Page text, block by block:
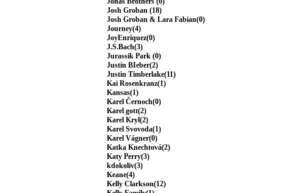
Josh Groban (18)
Josh Groban & Lara Fabian(0)
Journey(4)
JoyEnriquez(0)
J.S.Bach(3)
Jurassik Park (0)
Justin BIeber(2)
Justin Timberlake(11)
Kai Rosenkranz(1)
Kansas(1)
Karel Černoch(0)
Karel gott(2)
Karel Kryl(2)
Karel Svovoda(1)
Karel Vágner(0)
Katka Knechtová(2)
Katy Perry(3)
kdokoliv(3)
Keane(4)
Kelly Clarkson(12)